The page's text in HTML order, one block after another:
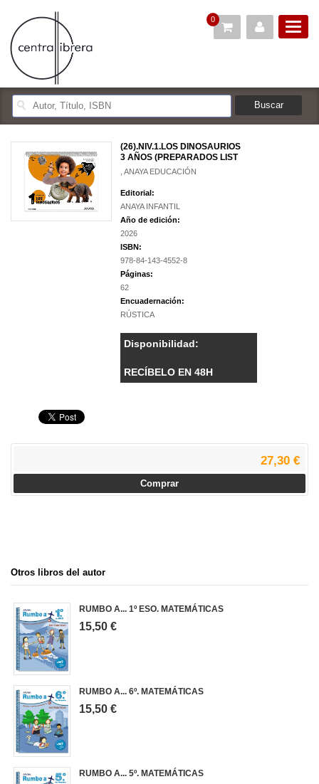
0
(26).NIV.1.LOS DINOSAURIOS
3 AÑOS (PREPARADOS LIST
, ANAYA EDUCACIÓN
Editorial:
ANAYA INFANTIL
Año de edición:
2026
ISBN:
978-84-143-4552-8
Páginas:
62
Encuadernación:
RÚSTICA
Disponibilidad:
RECÍBELO EN 48H
27,30 €
Comprar
Otros libros del autor
RUMBO A... 1º ESO. MATEMÁTICAS
15,50 €
RUMBO A... 6º. MATEMÁTICAS
15,50 €
RUMBO A... 5º. MATEMÁTICAS